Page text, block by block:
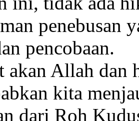
penebusan
pencobaan.
akan Allah dan
kita
dari Roh